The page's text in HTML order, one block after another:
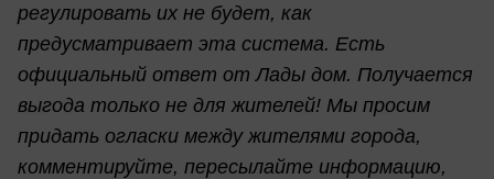
регулировать их не будет, как
предусматривает эта система. Есть
официальный ответ от Лады дом. Получается
выгода только не для жителей! Мы просим
придать огласки между жителями города,
комментируйте, пересылайте информацию,